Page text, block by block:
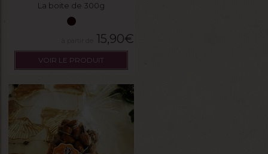
La boite de 300g
15,90€
VOIR LE PRODUIT